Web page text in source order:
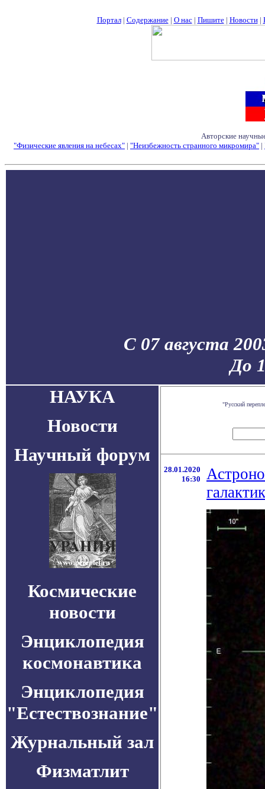
Портал| Содержание| О нас| Пишите| Новости|
Авторские
"Физические явления на небесах" | "Неизбежность странного микромира" |
С 07 августа
До
НАУКА
Новости
Научный форум
Космические
новости
Энциклопедия
космонавтика
Энциклопедия
"Естествознание"
Журнальный зал
Физматлит
"Русский
28.01.2020
16:30